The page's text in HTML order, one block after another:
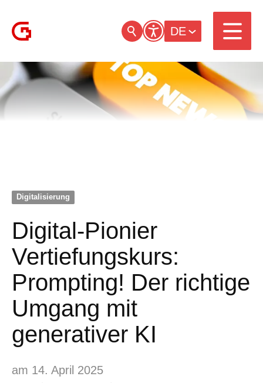
DE
Digitalisierung
Digital-Pionier
Vertiefungskurs:
Prompting! Der richtige
Umgang mit
generativer KI
am 14. April 2025